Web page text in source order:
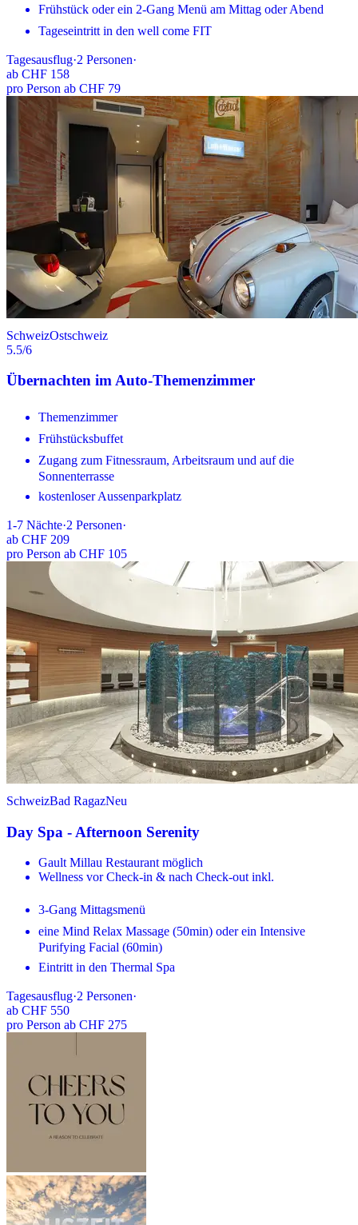
Frühstück oder ein 2-Gang Menü am Mittag oder Abend
Tageseintritt in den well come FIT
Tagesausflug·2 Personen·
ab CHF 158
pro Person ab CHF 79
SchweizOstschweiz
5.5/6
Übernachten im Auto-Themenzimmer
Themenzimmer
Frühstücksbuffet
Zugang zum Fitnessraum, Arbeitsraum und auf die
Sonnenterrasse
kostenloser Aussenparkplatz
1-7 Nächte·2 Personen·
ab CHF 209
pro Person ab CHF 105
SchweizBad RagazNeu
Day Spa - Afternoon Serenity
Gault Millau Restaurant möglich
Wellness vor Check-in & nach Check-out inkl.
3-Gang Mittagsmenü
eine Mind Relax Massage (50min) oder ein Intensive
Purifying Facial (60min)
Eintritt in den Thermal Spa
Tagesausflug·2 Personen·
ab CHF 550
pro Person ab CHF 275